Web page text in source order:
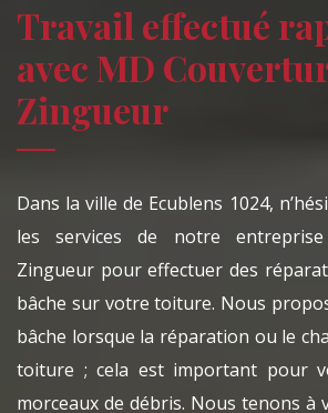
Travail effectué
avec MD
Zingueur
Dans la ville de Ecublens 1024,
les services de notre
Zingueur pour effectuer des
bâche sur votre toiture. Nous
bâche lorsque la réparation ou le
toiture ; cela est important pour
morceaux de débris. Nous tenons à